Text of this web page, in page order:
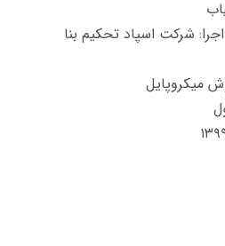
شرکت اسپاد تحکیم بنا
میکروپایل